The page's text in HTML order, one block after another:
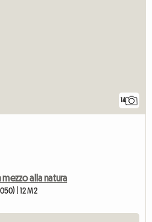
14
mezzo alla natura
| 12 M2